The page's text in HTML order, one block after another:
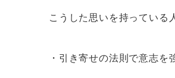
こうした思いを持っている
・引き寄せの法則で意志